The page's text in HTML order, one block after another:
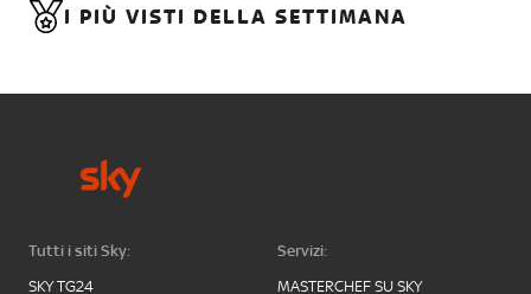
I PIÙ VISTI DELLA SETTIMANA
Tutti i siti Sky:
SKY TG24
Servizi:
MASTERCHEF SU SKY